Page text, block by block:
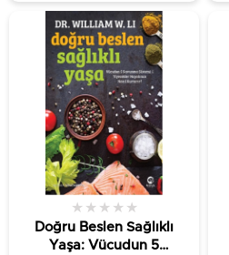
Doğru Beslen Sağlıklı
Yaşa: Vücudun 5
★ ★ ★ ★ ★